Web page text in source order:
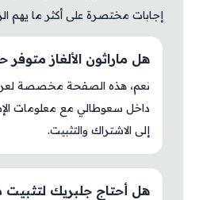
إجابات مختصرة على أكثر ما يهم
هل ماراثون الألغاز
نعم، هذه الصفحة مخصصة لعرض
داخل سعوطالي مع معلومات
إلى الاشتراك والتثبيت.
هل أحتاج جلبريك لتثبيت